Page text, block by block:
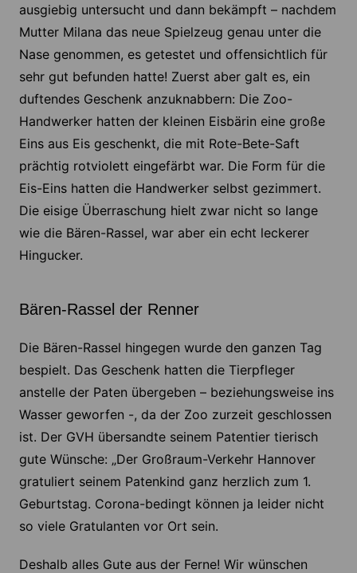
ausgiebig untersucht und dann bekämpft – nachdem
Mutter Milana das neue Spielzeug genau unter die
Nase genommen, es getestet und offensichtlich für
sehr gut befunden hatte! Zuerst aber galt es, ein
duftendes Geschenk anzuknabbern: Die Zoo-
Handwerker hatten der kleinen Eisbärin eine große
Eins aus Eis geschenkt, die mit Rote-Bete-Saft
prächtig rotviolett eingefärbt war. Die Form für die
Eis-Eins hatten die Handwerker selbst gezimmert.
Die eisige Überraschung hielt zwar nicht so lange
wie die Bären-Rassel, war aber ein echt leckerer
Hingucker.
Bären-Rassel der Renner
Die Bären-Rassel hingegen wurde den ganzen Tag
bespielt. Das Geschenk hatten die Tierpfleger
anstelle der Paten übergeben – beziehungsweise ins
Wasser geworfen -, da der Zoo zurzeit geschlossen
ist. Der GVH übersandte seinem Patentier tierisch
gute Wünsche: „Der Großraum-Verkehr Hannover
gratuliert seinem Patenkind ganz herzlich zum 1.
Geburtstag. Corona-bedingt können ja leider nicht
so viele Gratulanten vor Ort sein.
Deshalb alles Gute aus der Ferne! Wir wünschen